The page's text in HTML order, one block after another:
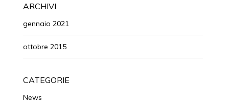
ARCHIVI
gennaio 2021
ottobre 2015
CATEGORIE
News